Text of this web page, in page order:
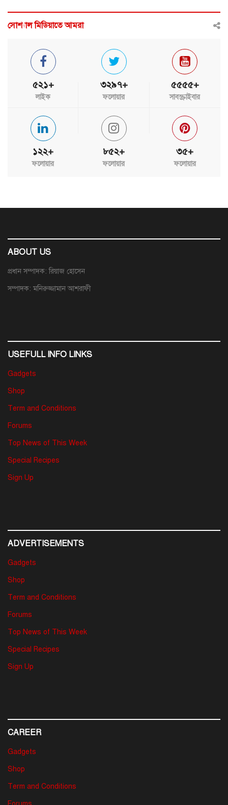
সোশ্যাল মিডিয়াতে আমরা
৫২১+
লাইক
৩২৯৭+
ফলোয়ার
৫৫৫৫+
সাবস্ক্রাইবার
১২২+
ফলোয়ার
৮৫২+
ফলোয়ার
৩৫+
ফলোয়ার
ABOUT US
প্রধান সম্পাদক: রিয়াজ হোসেন
সম্পাদক: মনিরুজ্জামান আশরাফী
USEFULL INFO LINKS
Gadgets
Shop
Term and Conditions
Forums
Top News of This Week
Special Recipes
Sign Up
ADVERTISEMENTS
Gadgets
Shop
Term and Conditions
Forums
Top News of This Week
Special Recipes
Sign Up
CAREER
Gadgets
Shop
Term and Conditions